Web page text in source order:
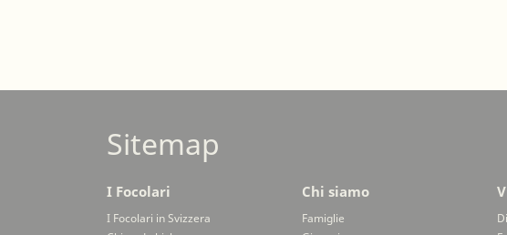
Sitemap
I Focolari
I Focolari in Svizzera
Chi siamo
Famiglie